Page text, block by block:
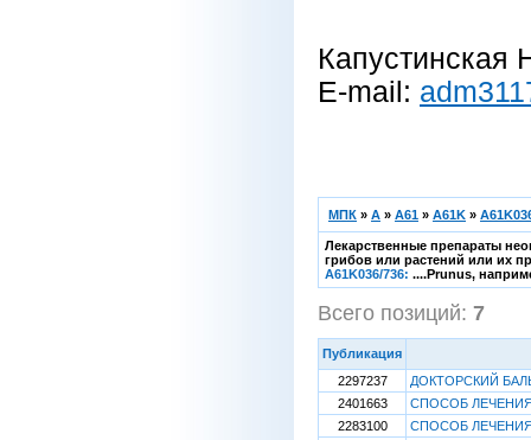
Капустинская
E-mail:
МПК » A » A61 » A61K »
Лекарственные препараты
грибов или растений или их
A61K036/736: ....Prunus,
Всего позиций: 7
Публикация
2297237
ДОКТОРСКИЙ
2401663
СПОСОБ
2283100
СПОСОБ